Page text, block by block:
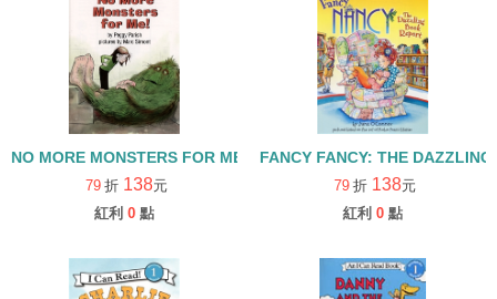
NO MORE MONSTERS FOR ME / L1 [汪培珽英文書單]
79 折 138元
紅利 0 點
FANCY FANCY: THE
79 折 138元
紅利 0 點